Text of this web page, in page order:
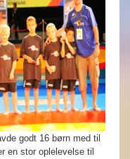
godt 16 børn med til
en stor oplelevelse til